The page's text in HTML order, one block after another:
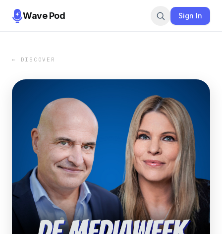
Wave Pod Sign In
← DISCOVER